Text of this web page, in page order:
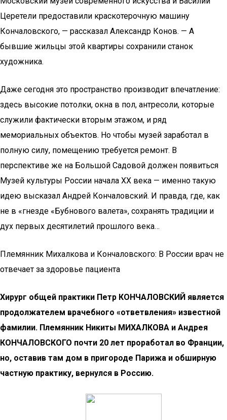
Церетели предоставили краскотерочную машину
Кончаловского, — рассказал Александр Конов. — А
бывшие жильцы этой квартиры сохранили станок
художника.
Даже сегодня это пространство производит впечатление:
здесь высокие потолки, окна в пол, антресоли, которые
служили фактически вторым этажом, и ряд
мемориальных объектов. Но чтобы музей заработал в
полную силу, помещению требуется ремонт. В
перспективе же на Большой Садовой должен появиться
Музей культуры России начала XX века — именно такую
идею высказал Андрей Кончаловский. И правда, где, как
не в «гнезде «Бубнового валета», сохранять традиции и
дух первых десятилетий прошлого века…
Племянник Михалкова и Кончаловского: В России врач не
отвечает за здоровье пациента
Хирург общей практики Петр КОНЧАЛОВСКИЙ является
продолжателем врачебного «ответвления» известной
фамилии. Племянник Никиты МИХАЛКОВА и Андрея
КОНЧАЛОВСКОГО почти 20 лет проработал во Франции,
но, оставив там дом в пригороде Парижа и обширную
частную практику, вернулся в Россию.